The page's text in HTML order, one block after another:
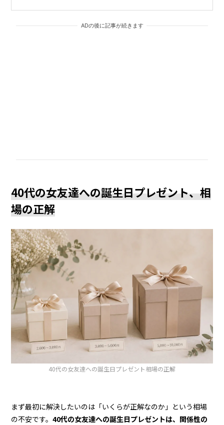
ADの後に記事が続きます
40代の女友達への誕生日プレゼント、相
場の正解
40代の女友達への誕生日プレゼント相場の正解
まず最初に解決したいのは「いくらが正解なのか」という相場
の不安です。40代の女友達への誕生日プレゼントは、関係性の